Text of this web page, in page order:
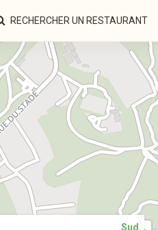
RECHERCHER UN RESTAURANT
Sud